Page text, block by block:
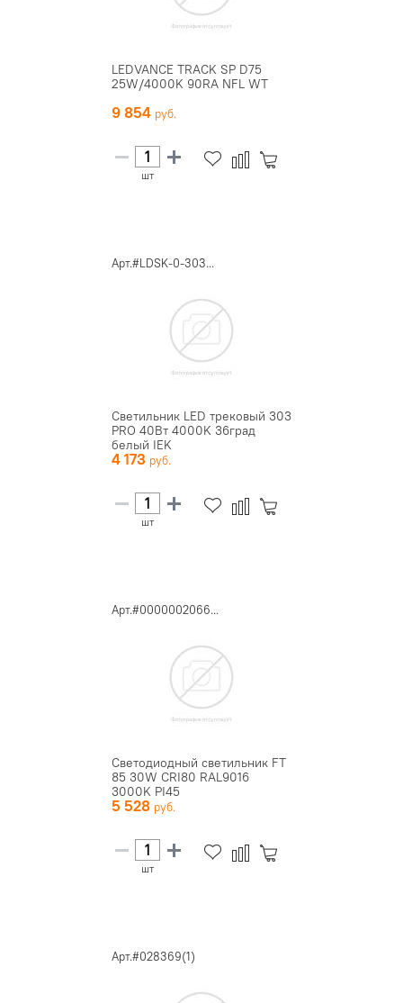
LEDVANCE TRACK SP D75
25W/4000K 90RA NFL WT
9 854
шт
Арт.#LDSK-0-303...
Светильник LED трековый 303
PRO 40Вт 4000K 36град
белый IEK
4 173
шт
Арт.#0000002066...
Светодиодный светильник FT
85 30W CRI80 RAL9016
3000K PI45
5 528
шт
Арт.#028369(1)